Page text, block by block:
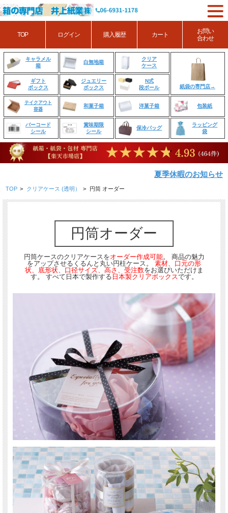
キャラメル
箱
白無地箱
クリア
ケース
紙袋の専門店→
ギフト
ボックス
ジュエリー
ボックス
N式
段ボール
テイクアウト
容器
和菓子箱 洋菓子箱 包装紙
バーコード
シール
賞味期限
シール
保冷バッグ
ラッピング
袋
夏季休暇のお知らせ
TOP > クリアケース (透明） > 円筒 オーダー
円筒オーダー
円筒ケースのクリアケースをオーダー作成可能。 商品の魅力
をアップさせるくるんと丸い円柱ケース。 素材、口元の形
状、底形状、口径サイズ、高さ、受注数をお選びいただけま
す。 すべて日本で製作する 日本製クリアボックスです。
TOP ログイン 購入履歴 カート
お問い
合わせ